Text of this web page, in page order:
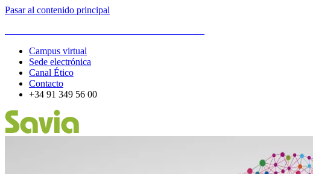
Pasar al contenido principal
Campus virtual
Sede electrónica
Canal Ético
Contacto
+34 91 349 56 00